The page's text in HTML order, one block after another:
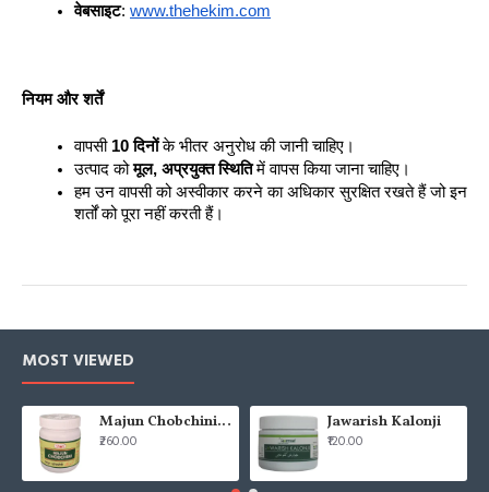
वेबसाइट: www.thehekim.com
नियम और शर्तें
वापसी 10 दिनों के भीतर अनुरोध की जानी चाहिए।
उत्पाद को मूल, अप्रयुक्त स्थिति में वापस किया जाना चाहिए।
हम उन वापसी को अस्वीकार करने का अधिकार सुरक्षित रखते हैं जो इन
शर्तों को पूरा नहीं करती हैं।
MOST VIEWED
Majun Chobchini 125gm (Pack of 2)
₹260.00
Jawarish Kalonji
₹120.00